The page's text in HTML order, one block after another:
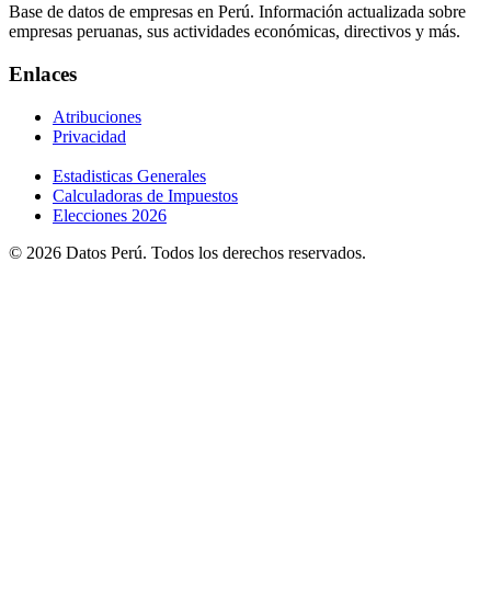
Base de datos de empresas en Perú. Información actualizada sobre
empresas peruanas, sus actividades económicas, directivos y más.
Enlaces
Atribuciones
Privacidad
Estadisticas Generales
Calculadoras de Impuestos
Elecciones 2026
© 2026 Datos Perú. Todos los derechos reservados.